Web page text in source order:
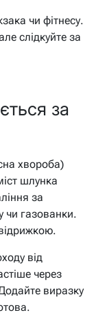
чи фітнесу.
слідкуйте за
за
хвороба)
шлунка
за
чи газованки.
від
через
виразку